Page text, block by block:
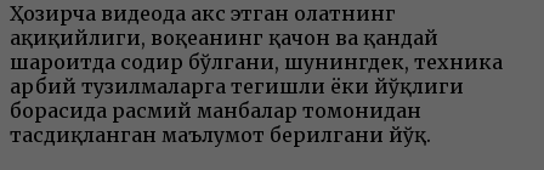
Ҳозирча видеода акс этган ҳолатнинг
ҳақиқийлиги, воқеанинг қачон ва қандай
шароитда содир бўлгани, шунингдек, техника
ҳарбий тузилмаларга тегишли ёки йўқлиги
борасида расмий манбалар томонидан
тасдиқланган маълумот берилгани йўқ.